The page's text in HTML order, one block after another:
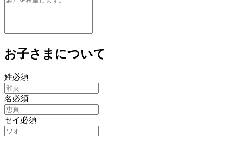
お子さまについて
姓必須
名必須
セイ 必須